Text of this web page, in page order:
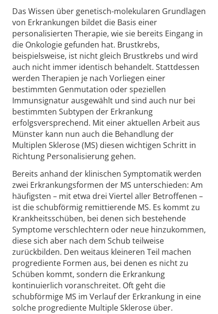
Das Wissen über genetisch-molekularen Grundlagen
von Erkrankungen bildet die Basis einer
personalisierten Therapie, wie sie bereits Eingang in
die Onkologie gefunden hat. Brustkrebs,
beispielsweise, ist nicht gleich Brustkrebs und wird
auch nicht immer identisch behandelt. Stattdessen
werden Therapien je nach Vorliegen einer
bestimmten Genmutation oder speziellen
Immunsignatur ausgewählt und sind auch nur bei
bestimmten Subtypen der Erkrankung
erfolgsversprechend. Mit einer aktuellen Arbeit aus
Münster kann nun auch die Behandlung der
Multiplen Sklerose (MS) diesen wichtigen Schritt in
Richtung Personalisierung gehen.
Bereits anhand der klinischen Symptomatik werden
zwei Erkrankungsformen der MS unterschieden: Am
häufigsten – mit etwa drei Viertel aller Betroffenen –
ist die schubförmig remittierende MS. Es kommt zu
Krankheitsschüben, bei denen sich bestehende
Symptome verschlechtern oder neue hinzukommen,
diese sich aber nach dem Schub teilweise
zurückbilden. Den weitaus kleineren Teil machen
progrediente Formen aus, bei denen es nicht zu
Schüben kommt, sondern die Erkrankung
kontinuierlich voranschreitet. Oft geht die
schubförmige MS im Verlauf der Erkrankung in eine
solche progrediente Multiple Sklerose über.